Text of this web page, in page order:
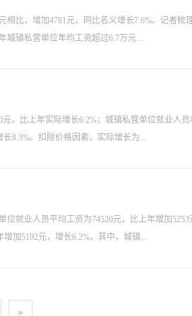
相比，增加4781元，同比名义增长7.6%。记者梳
城镇私营单位年均工资超过6.7万元...
，比上年实际增长6.2%；城镇私营单位就业人员
8.3%。扣除价格因素，实际增长为...
就业人员平均工资为74520元，比上年增加5253
加5192元，增长6.2%。其中，城镇...
»